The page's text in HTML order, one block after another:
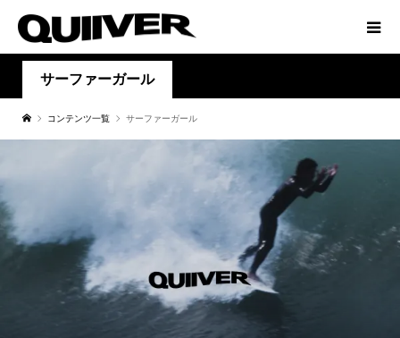
サーファーガール
コンテンツ一覧 サーファーガール